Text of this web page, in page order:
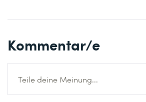
Kommentar/e
Teile deine Meinung...